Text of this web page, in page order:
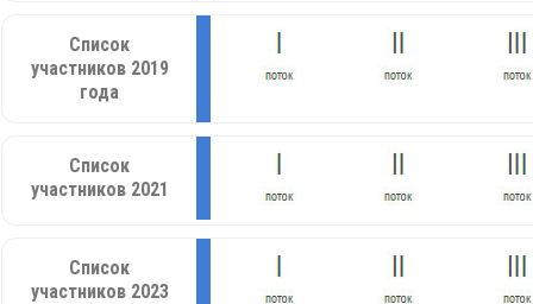
Список
участников 2019
года
Список
участников 2021
Список
участников 2023